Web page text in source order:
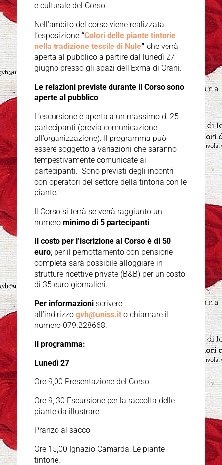
e culturale del Corso.
Nell’ambito del corso viene realizzata
l’esposizione “Colori delle piante tintorie
nella tradizione tessile di Nule” che verrà
aperta al pubblico a partire dal lunedì 27
giugno presso gli spazi dell’Exma di Orani.
Le relazioni previste durante il Corso sono
aperte al pubblico.
L’escursione è aperta a un massimo di 25
partecipanti (previa comunicazione
all’organizzazione). Il programma può
essere soggetto a variazioni che saranno
tempestivamente comunicate ai
partecipanti. Sono previsti degli incontri
con operatori del settore della tintoria con le
piante.
Il Corso si terrà se verrà raggiunto un
numero minimo di 5 partecipanti.
Il costo per l’iscrizione al Corso è di 50
euro; per il pernottamento con pensione
completa sarà possibile alloggiare in
strutture ricettive private (B&B) per un costo
di 35 euro giornalieri.
Per informazioniscrivere
all’indirizzo gvh@uniss.ito chiamare il
numero 079.228668.
Il programma:
Lunedì 27
Ore 9,00 Presentazione del Corso.
Ore 9, 30 Escursione per la raccolta delle
piante da illustrare.
Pranzo al sacco
Ore 15,00 Ignazio Camarda: Le piante
tintorie.